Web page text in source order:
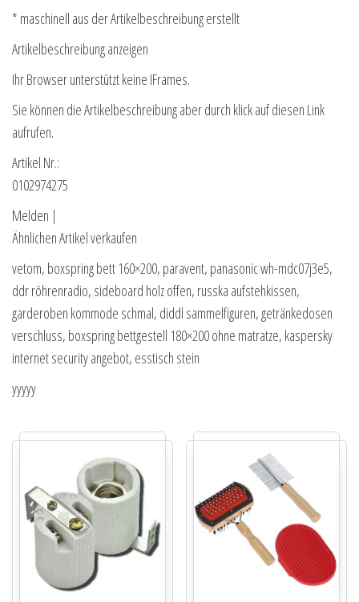
* maschinell aus der Artikelbeschreibung erstellt
Artikelbeschreibung anzeigen
Ihr Browser unterstützt keine IFrames.
Sie können die Artikelbeschreibung aber durch klick auf diesen Link
aufrufen.
Artikel Nr.:
0102974275
Melden |
Ähnlichen Artikel verkaufen
vetom, boxspring bett 160×200, paravent, panasonic wh-mdc07j3e5,
ddr röhrenradio, sideboard holz offen, russka aufstehkissen,
garderoben kommode schmal, diddl sammelfiguren, getränkedosen
verschluss, boxspring bettgestell 180×200 ohne matratze, kaspersky
internet security angebot, esstisch stein
yyyyy